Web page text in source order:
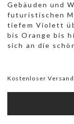
Gebäuden und
futuristischen
tiefem Violett
bis Orange bis
sich an die
Kostenloser